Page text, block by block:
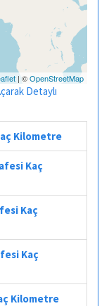
| ©OpenStreetMap
Detaylı
Kilometre
Kaç
Kaç
Kaç
Kilometre